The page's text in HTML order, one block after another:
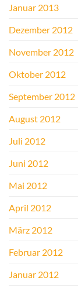
Januar 2013
Dezember 2012
November 2012
Oktober 2012
September 2012
August 2012
Juli 2012
Juni 2012
Mai 2012
April 2012
März 2012
Februar 2012
Januar 2012